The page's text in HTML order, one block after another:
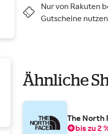
Nur von Rakuten
Gutscheine nutzen
Ähnliche
The North
bis zu 2